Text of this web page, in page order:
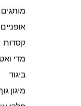
מותגים
אופניים
קסדות
מדי
ביגוד
מיגון